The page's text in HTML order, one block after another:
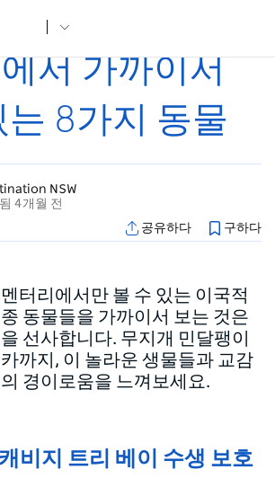
서 가까이서
는 8가지 동물
NSW
4개월 전
공유하다
구하다
터리에서만 볼 수 있는 이국적
동물들을 가까이서 보는 것은
선사합니다. 무지개 민달팽이
까지, 이 놀라운 생물들과 교감
경이로움을 느껴보세요.
캐비지 트리 베이 수생 보호